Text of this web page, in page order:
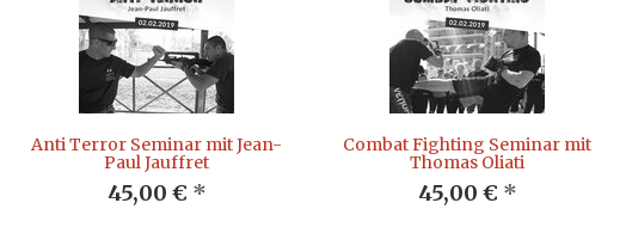
Anti Terror Seminar mit Jean-
Paul Jauffret
45,00 € *
Combat Fighting Seminar mit
Thomas Oliati
45,00 € *